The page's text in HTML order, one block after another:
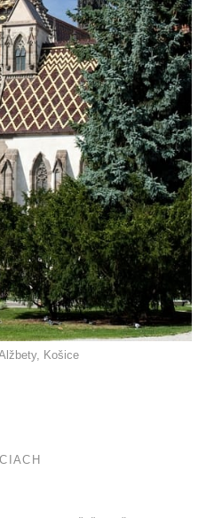
Košice